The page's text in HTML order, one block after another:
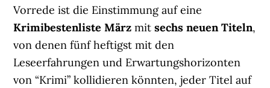
Vorrede ist die Einstimmung auf eine
Krimibestenliste März mitsechs neuen Titeln,
von denen fünf heftigst mit den
Leseerfahrungen und Erwartungshorizonten
von “Krimi” kollidieren könnten, jeder Titel auf